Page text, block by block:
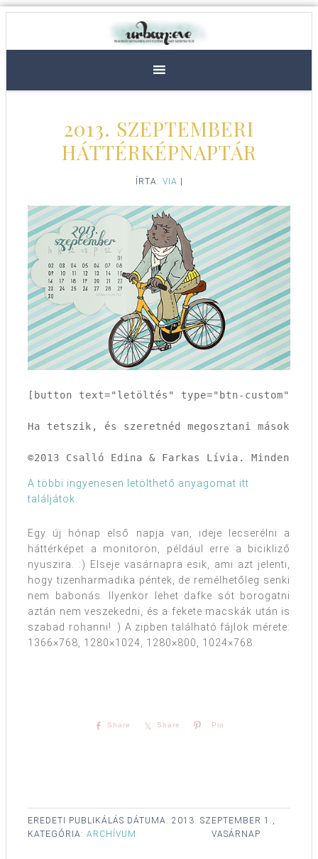
2013. SZEPTEMBERI
HÁTTÉRKÉPNAPTÁR
ÍRTA: VIA
[button text="letöltés" type="btn-custom"
Ha tetszik, és szeretnéd megosztani
©2013 Csalló Edina & Farkas Lívia. Minden
A többi ingyenesen letölthető anyagomat itt
találjátok.
Egy új hónap első napja van, ideje lecserélni a
háttérképet a monitoron, például erre a bicikliző
nyuszira. :) Elseje vasárnapra esik, ami azt jelenti,
hogy tizenharmadika péntek, de remélhetőleg senki
nem babonás. Ilyenkor lehet dafke sót borogatni
aztán nem veszekedni, és a fekete macskák után is
szabad rohanni! :) A zipben található fájlok mérete:
1366×768, 1280×1024, 1280×800, 1024×768.
Share Share Pin
EREDETI PUBLIKÁLÁS DÁTUMA: 2013. SZEPTEMBER 1.,
VASÁRNAP
KATEGÓRIA: ARCHÍVUM